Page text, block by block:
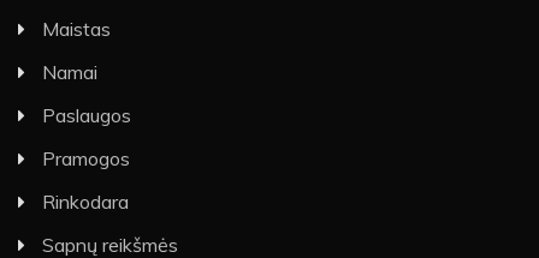
Maistas
Namai
Paslaugos
Pramogos
Rinkodara
Sapnų reikšmės